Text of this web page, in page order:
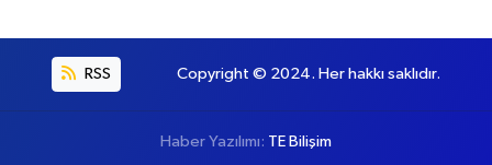
RSS Copyright © 2024. Her hakkı saklıdır.
Haber Yazılımı: TE Bilişim